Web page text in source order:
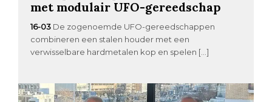
met modulair UFO-gereedschap
16-03 De zogenoemde UFO-gereedschappen
combineren een stalen houder met een
verwisselbare hardmetalen kop en spelen […]